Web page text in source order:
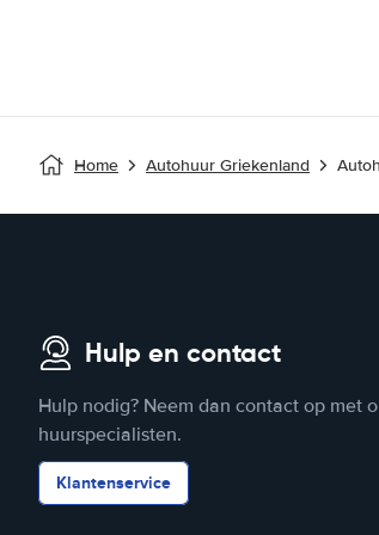
Home Autohuur Griekenland
Hulp en contact
Hulp nodig? Neem dan contact op met
huurspecialisten.
Klantenservice